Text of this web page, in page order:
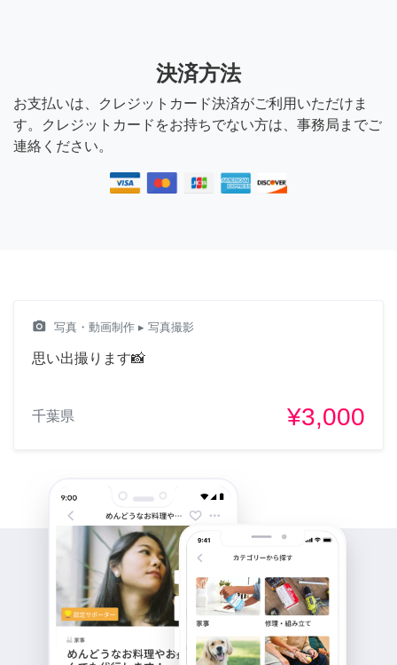
決済方法
お支払いは、クレジットカード決済がご利用いただけま
す。クレジットカードをお持ちでない方は、事務局までご
連絡ください。
camera_alt 写真・動画制作 ▸ 写真撮影
思い出撮ります📸
千葉県 ¥3,000